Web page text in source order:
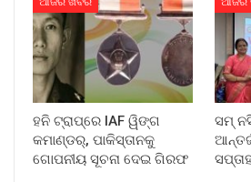
ହନି ଟ୍ରାପ୍‌ରେ IAF ୱିଙ୍ଗ
କମାଣ୍ଡର୍, ପାକିସ୍ତାନକୁ
ଗୋପନୀୟ ସୂଚନା ଦେଇ ଗିରଫ
ସମ୍